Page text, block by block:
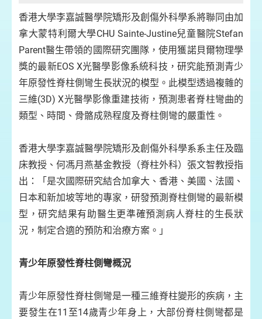
香港大學李嘉誠醫學院矯形及創傷外科學系將聯同由加
拿大蒙特利爾大學CHU Sainte-Justine兒童醫院Stefan
Parent醫生帶領的國際研究團隊，使用獲諾貝爾物理學
獎的最新EOS X光醫學影像系統科技，研究能預測青少
年原發性脊柱側彎生長狀況的模型。此模型透過複雜的
三維(3D) X光醫學影像重建技術，預測患者脊柱彎曲的
類型、時間、骨骼成熟程度及脊柱側彎的嚴重性。
香港大學李嘉誠醫學院矯形及創傷外科學系系主任及臨
床教授、何馮月燕基金教授（脊柱外科）張文智教授指
出：「是次國際研究結合加拿大、香港、美國、法國、
日本和新加坡等地的專家，研發預測脊柱側彎的最新模
型，研究結果有助醫生更準確預測病人脊柱的生長狀
況，制定合適的預防和治療方案。」
青少年原發性脊柱側彎概況
青少年原發性脊柱側彎是一種三維脊柱變形的疾病，主
要發生在11至14歲青少年身上，大部份脊柱側彎都是